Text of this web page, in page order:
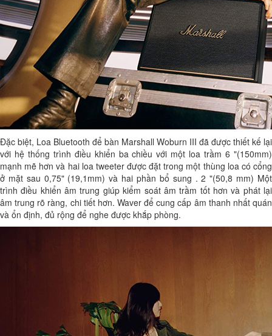
Đặc biệt, Loa Bluetooth để bàn Marshall Woburn III đã được thiết kế lại
với hệ thống trình điều khiển ba chiều với một loa trầm 6 "(150mm)
mạnh mẽ hơn và hai loa tweeter được đặt trong một thùng loa có cổng
ở mặt sau 0,75" (19,1mm) và hai phần bổ sung . 2 "(50,8 mm) Một
trình điều khiển âm trung giúp kiểm soát âm trầm tốt hơn và phát lại
âm trung rõ ràng, chi tiết hơn. Waver để cung cấp âm thanh nhất quán
và ổn định, đủ rộng để nghe được khắp phòng.